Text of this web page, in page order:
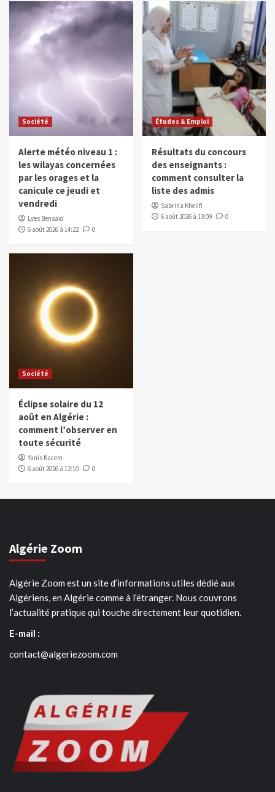
Société
Alerte météo niveau 1 :
les wilayas concernées
par les orages et la
canicule ce jeudi et
vendredi
Lyes Bensaïd
6 août 2026 à 14:22
0
Études & Emploi
Résultats du concours
des enseignants :
comment consulter la
liste des admis
Sabrina Khelifi
6 août 2026 à 13:09
0
Société
Éclipse solaire du 12
août en Algérie :
comment l’observer en
toute sécurité
Yanis Kacem
6 août 2026 à 12:10
0
Algérie Zoom
Algérie Zoom est un site d’informations utiles dédié aux
Algériens, en Algérie comme à l’étranger. Nous couvrons
l’actualité pratique qui touche directement leur quotidien.
E-mail :
contact@algeriezoom.com